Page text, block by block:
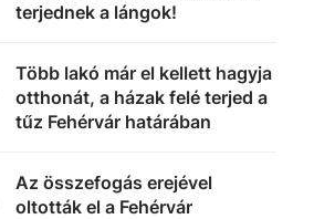
terjednek a lángok!
Több lakó már el kellett hagyja
otthonát, a házak felé terjed a
tűz Fehérvár határában
Az összefogás erejével
oltották el a Fehérvár